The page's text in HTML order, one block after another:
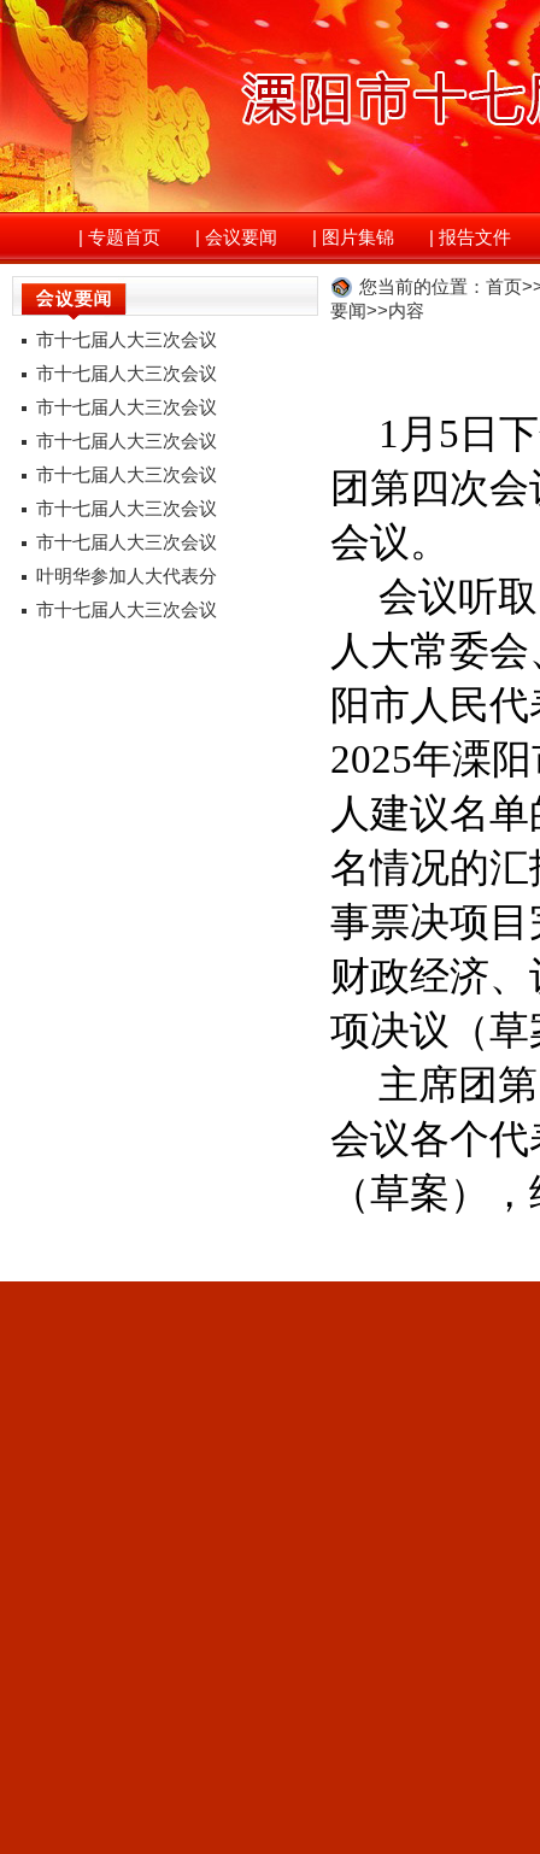
| 专题首页 | 会议要闻 | 图片集锦 | 报告文件
市十七届人大三次会议
市十七届人大三次会议
市十七届人大三次会议
市十七届人大三次会议
市十七届人大三次会议
市十七届人大三次会议
市十七届人大三次会议
叶明华参加人大代表分
市十七届人大三次会议
您当前的位置： 首页
要闻>>内容
1月5日
团第四次
会议。
会议听
人大常委
阳市人民
2025年溧
人建议名
名情况的
事票决项
财政经济
项决议（草
主席团
会议各个
（草案）